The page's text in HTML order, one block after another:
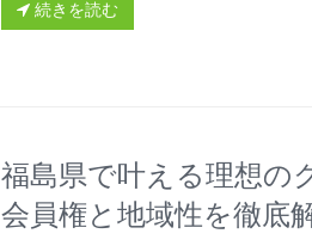
続きを読む
福島県で叶える理想の
会員権と地域性を徹底